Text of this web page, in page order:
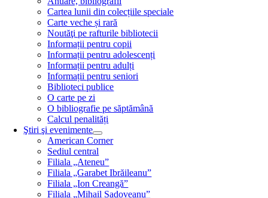
Cartea lunii din colecțiile speciale
Carte veche și rară
Noutăţi pe rafturile bibliotecii
Informații pentru copii
Informații pentru adolescenți
Informații pentru adulți
Informații pentru seniori
Biblioteci publice
O carte pe zi
O bibliografie pe săptămână
Calcul penalități
Ştiri şi evenimente
American Corner
Sediul central
Filiala „Ateneu”
Filiala „Garabet Ibrăileanu”
Filiala „Ion Creangă”
Filiala „Mihail Sadoveanu”